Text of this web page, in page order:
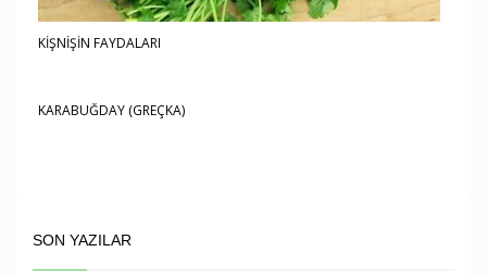
KİŞNİŞİN FAYDALARI
KARABUĞDAY (GREÇKA)
SON YAZILAR